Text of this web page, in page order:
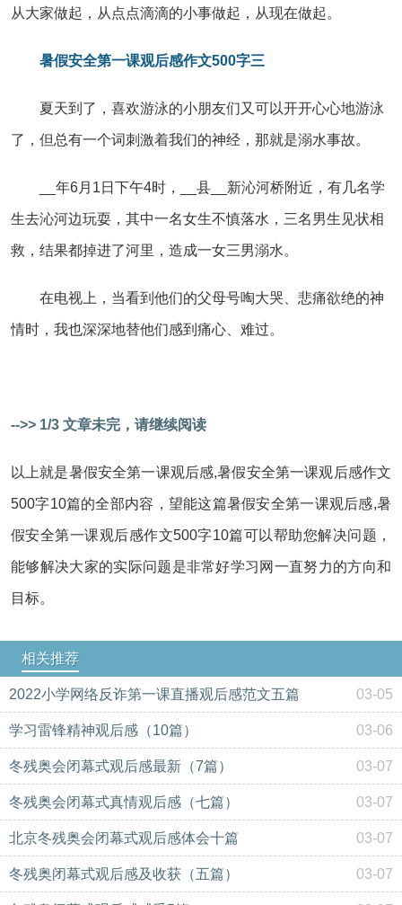
从大家做起，从点点滴滴的小事做起，从现在做起。
暑假安全第一课观后感作文500字三
夏天到了，喜欢游泳的小朋友们又可以开开心心地游泳
了，但总有一个词刺激着我们的神经，那就是溺水事故。
__年6月1日下午4时，__县__新沁河桥附近，有几名学
生去沁河边玩耍，其中一名女生不慎落水，三名男生见状相
救，结果都掉进了河里，造成一女三男溺水。
在电视上，当看到他们的父母号啕大哭、悲痛欲绝的神
情时，我也深深地替他们感到痛心、难过。
-->> 1/3 文章未完，请继续阅读
以上就是暑假安全第一课观后感,暑假安全第一课观后感作文
500字10篇的全部内容，望能这篇暑假安全第一课观后感,暑
假安全第一课观后感作文500字10篇可以帮助您解决问题，
能够解决大家的实际问题是非常好学习网一直努力的方向和
目标。
相关推荐
2022小学网络反诈第一课直播观后感范文五篇 03-05
学习雷锋精神观后感（10篇） 03-06
冬残奥会闭幕式观后感最新（7篇） 03-07
冬残奥会闭幕式真情观后感（七篇） 03-07
北京冬残奥会闭幕式观后感体会十篇 03-07
冬残奥闭幕式观后感及收获（五篇） 03-07